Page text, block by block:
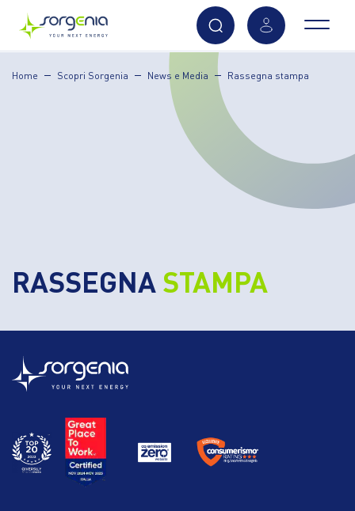
Home Scopri Sorgenia News e Media Rassegna stampa
RASSEGNASTAMPA